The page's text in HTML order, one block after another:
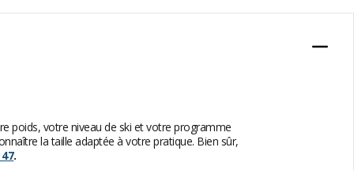
poids, votre niveau de ski et votre programme
la taille adaptée à votre pratique. Bien sûr,
.